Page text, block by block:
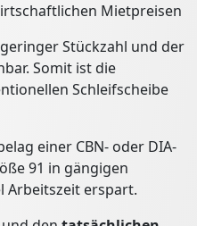
Mietpreisen
Stückzahl und der
Somit ist die
Schleifscheibe
einer CBN- oder DIA-
91 in gängigen
Arbeitszeit erspart.